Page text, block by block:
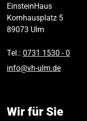
EinsteinHaus
Kornhausplatz 5
89073 Ulm
Tel.: 0731 1530 ‑ 0
info@vh-ulm.de
Wir für Sie